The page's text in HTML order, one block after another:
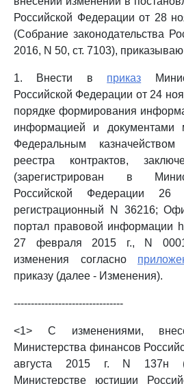
Российской Федерации от 28
(Собрание законодательства
2016, N 50, ст. 7103),
1. Внести в приказ
Российской Федерации от 24
порядке формирования
информацией и документами
Федеральным
реестра контрактов,
(зарегистрирован в
Российской Федерации
регистрационный N 36216;
портал правовой информации
27 февраля 2015 г., N
изменения согласно
приказу (далее - Изменения).
--------------------------------
<1> С изменениями,
Министерства финансов
августа 2015 г. N 137н
Министерстве юстиции